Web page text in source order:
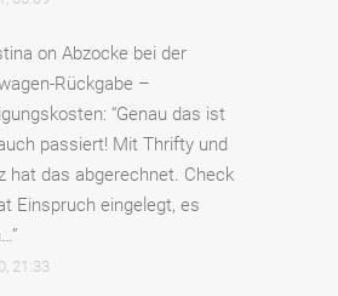
on Abzocke bei der
Rückgabe –
: “Genau das ist
passiert! Mit Thrifty und
hat das abgerechnet. Check
Einspruch eingelegt, es
”
21:33